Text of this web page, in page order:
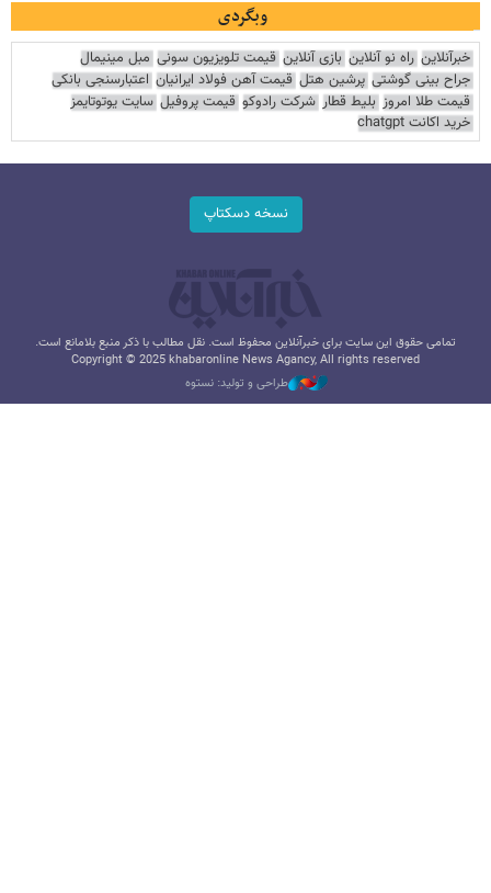
وبگردی
خبرآنلاین راه نو آنلاین بازی آنلاین قیمت تلویزیون سونی مبل مینیمال
جراح بینی گوشتی پرشین هتل قیمت آهن فولاد ایرانیان اعتبارسنجی بانکی
قیمت طلا امروز بلیط قطار شرکت رادوکو قیمت پروفیل سایت یوتوتایمز
خرید اکانت chatgpt
نسخه دسکتاپ
تمامی حقوق این سایت برای خبرآنلاین محفوظ است. نقل مطالب با ذکر منبع بلامانع است.
Copyright © 2025 khabaronline News Agancy, All rights reserved
طراحی و تولید: نستوه